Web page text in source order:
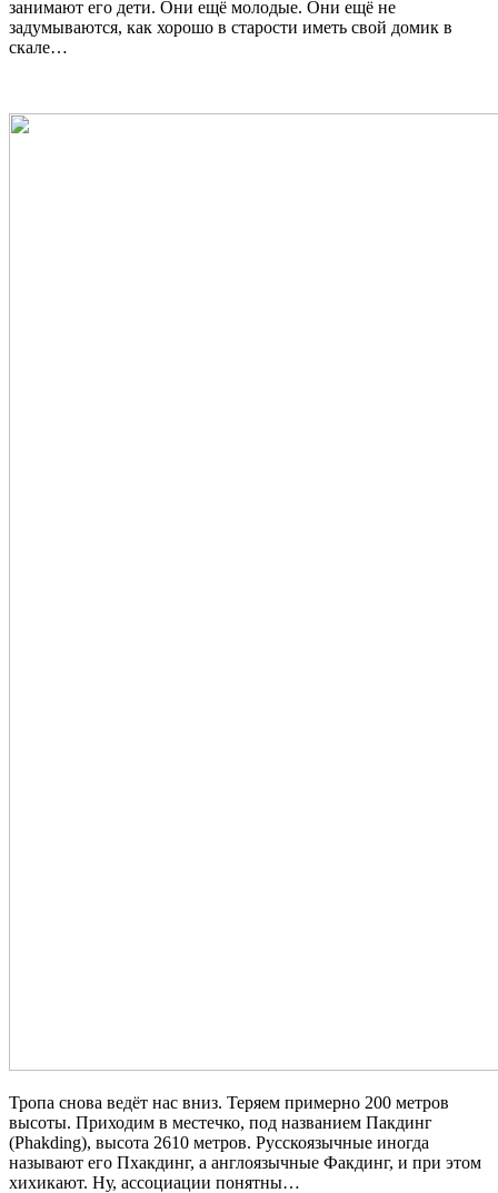
занимают его дети. Они ещё молодые. Они ещё не
задумываются, как хорошо в старости иметь свой домик в
скале…
Тропа снова ведёт нас вниз. Теряем примерно 200 метров
высоты. Приходим в местечко, под названием Пакдинг
(Phakding), высота 2610 метров. Русскоязычные иногда
называют его Пхакдинг, а англоязычные Факдинг, и при этом
хихикают. Ну, ассоциации понятны…